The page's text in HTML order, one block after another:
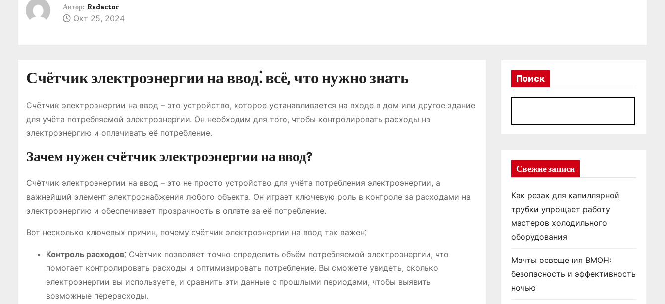
Автор: Redactor
Окт 25, 2024
Счётчик электроэнергии на ввод⁚ всё, что нужно знать
Счётчик электроэнергии на ввод – это устройство, которое устанавливается на входе в дом или другое здание
для учёта потребляемой электроэнергии. Он необходим для того, чтобы контролировать расходы на
электроэнергию и оплачивать её потребление.
Зачем нужен счётчик электроэнергии на ввод?
Счётчик электроэнергии на ввод – это не просто устройство для учёта потребления электроэнергии, а
важнейший элемент электроснабжения любого объекта. Он играет ключевую роль в контроле за расходами на
электроэнергию и обеспечивает прозрачность в оплате за её потребление.
Вот несколько ключевых причин, почему счётчик электроэнергии на ввод так важен⁚
Контроль расходов⁚ Счётчик позволяет точно определить объём потребляемой электроэнергии, что
помогает контролировать расходы и оптимизировать потребление. Вы сможете увидеть, сколько
электроэнергии вы используете, и сравнить эти данные с прошлыми периодами, чтобы выявить
возможные перерасходы.
Поиск
Свежие записи
Как резак для капиллярной
трубки упрощает работу
мастеров холодильного
оборудования
Мачты освещения ВМОН:
безопасность и эффективность
ночью